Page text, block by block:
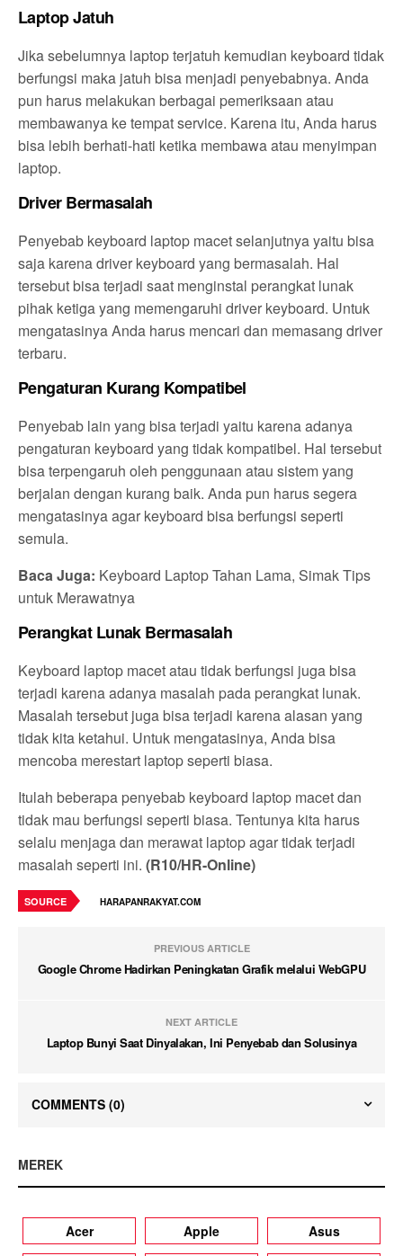
Laptop Jatuh
Jika sebelumnya laptop terjatuh kemudian keyboard tidak
berfungsi maka jatuh bisa menjadi penyebabnya. Anda
pun harus melakukan berbagai pemeriksaan atau
membawanya ke tempat service. Karena itu, Anda harus
bisa lebih berhati-hati ketika membawa atau menyimpan
laptop.
Driver Bermasalah
Penyebab keyboard laptop macet selanjutnya yaitu bisa
saja karena driver keyboard yang bermasalah. Hal
tersebut bisa terjadi saat menginstal perangkat lunak
pihak ketiga yang memengaruhi driver keyboard. Untuk
mengatasinya Anda harus mencari dan memasang driver
terbaru.
Pengaturan Kurang Kompatibel
Penyebab lain yang bisa terjadi yaitu karena adanya
pengaturan keyboard yang tidak kompatibel. Hal tersebut
bisa terpengaruh oleh penggunaan atau sistem yang
berjalan dengan kurang baik. Anda pun harus segera
mengatasinya agar keyboard bisa berfungsi seperti
semula.
Baca Juga: Keyboard Laptop Tahan Lama, Simak Tips
untuk Merawatnya
Perangkat Lunak Bermasalah
Keyboard laptop macet atau tidak berfungsi juga bisa
terjadi karena adanya masalah pada perangkat lunak.
Masalah tersebut juga bisa terjadi karena alasan yang
tidak kita ketahui. Untuk mengatasinya, Anda bisa
mencoba merestart laptop seperti biasa.
Itulah beberapa penyebab keyboard laptop macet dan
tidak mau berfungsi seperti biasa. Tentunya kita harus
selalu menjaga dan merawat laptop agar tidak terjadi
masalah seperti ini.(R10/HR-Online)
SOURCE HARAPANRAKYAT.COM
PREVIOUS ARTICLE
Google Chrome Hadirkan Peningkatan Grafik melalui WebGPU
NEXT ARTICLE
Laptop Bunyi Saat Dinyalakan, Ini Penyebab dan Solusinya
COMMENTS (0)
MEREK
Acer Apple
Asus